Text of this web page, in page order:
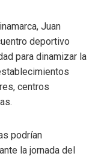
Juan
deportivo
para dinamizar la
centros
podrían
la jornada del